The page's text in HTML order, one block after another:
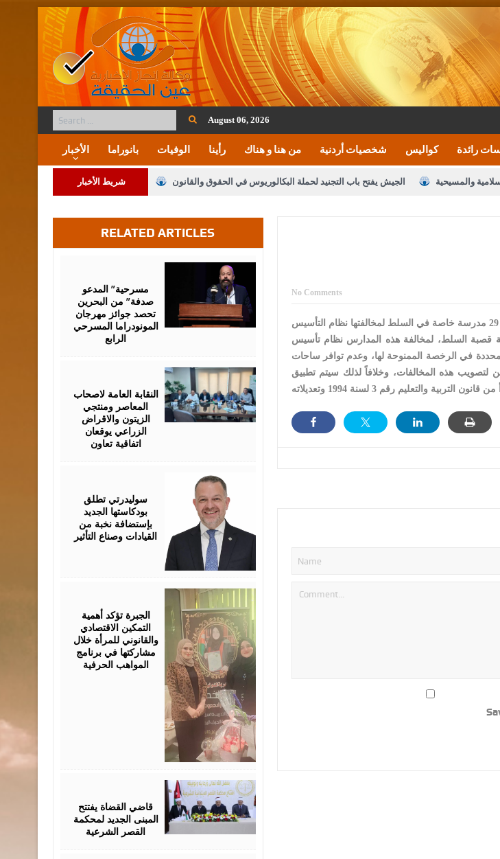
August 06, 2026
الأخبار بانوراما الوفيات رأينا من هنا و هناك شخصيات أردنية كواليس رائدة
شريط الأخبار الجيش يفتح باب التجنيد لحملة البكالوريوس في الحقوق والقانون والمسيحية
رؤساء تحرير الصحف اليومية ويؤكد حرص مجلس النواب على شراكة فاعلة مع الإعلام
الملك يلتقي مجموعة من رفاق السلاح
عارف بيك فريحات.. مبارك وبكم تزهو المناصب
No Comments
التعليم الخاص 29 مدرسة خاصة تتبع لمديرية قصبة السلط، لمخالفة هذه المدارس نظام تأسيس
في الرخصة الممنوحة لها، وعدم توافر ساحات
هذه المخالفات، وخلافاً لذلك سيتم تطبيق
RELATED ARTICLES
مسرحية” المدعو
صدفة” من البحرين
تحصد جوائز مهرجان
المونودراما المسرحي
الرابع
النقابة العامة لاصحاب
المعاصر ومنتجي
الزيتون والاقراض
الزراعي يوقعان
اتفاقية تعاون
2026
سوليدرتي تطلق
بودكاستها الجديد
بإستضافة نخبة من
القيادات وصناع التأثير
الجبرة تؤكد أهمية
التمكين الاقتصادي
والقانوني للمرأة خلال
مشاركتها في برنامج
المواهب الحرفية
قاضي القضاة يفتتح
المبنى الجديد لمحكمة
القصر الشرعية